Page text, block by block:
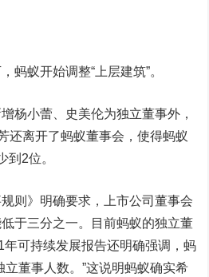
蚁开始调整“上层建筑”。
小蕾、史美伦为独立董事外，
还离开了蚂蚁董事会，使得蚂蚁
到2位。
》明确要求，上市公司董事会
于三分之一。目前蚂蚁的独立董
可持续发展报告还明确强调，蚂
立董事人数。”这说明蚂蚁确实希